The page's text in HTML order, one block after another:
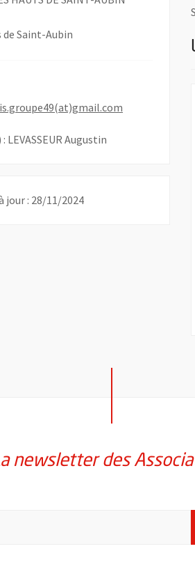
Saint-Aubin
, Ouvre une
LEVASSEUR Augustin
jour : 28/11/2024
newsletter des
à la lettre d'information des